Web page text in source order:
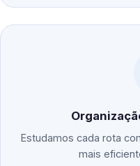
Estudamos cada rota
mais